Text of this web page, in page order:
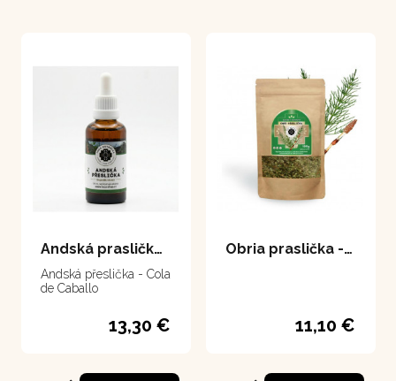
Andská praslička 50 ml
Andská přeslička - Cola
de Caballo
13,30 €
Obria praslička - Cola de Caballo 100 g
11,10 €